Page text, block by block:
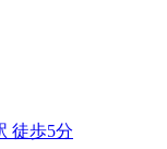
徒歩5分